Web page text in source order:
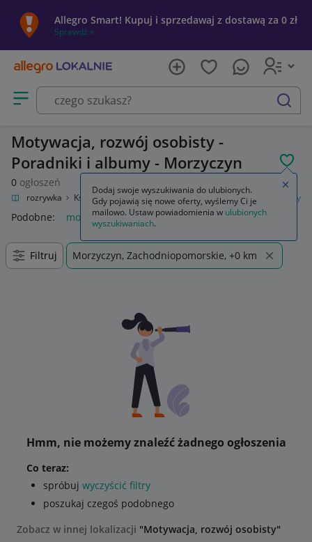
Allegro Smart! Kupuj i sprzedawaj z dostawą za 0 zł
Sprawdź »
Otwórz menu z kategoriami
szukaj
Motywacja, rozwój osobisty -
Poradniki i albumy - Morzyczyn
0 ogłoszeń
i rozrywka Książki Poradniki i albumy Motywacja, rozwój osobisty
Podobne: motywacja rozwój osobisty
Filtruj Morzyczyn, Zachodniopomorskie, +0 km
Hmm, nie możemy znaleźć żadnego ogłoszenia
Co teraz:
spróbuj wyczyścić filtry
poszukaj czegoś podobnego
Zobacz w innej lokalizacji "Motywacja, rozwój osobisty"
Dodaj swoje wyszukiwania do ulubionych.
Gdy pojawią się nowe oferty, wyślemy Ci je
mailowo. Ustaw powiadomienia w ulubionych
wyszukiwaniach.